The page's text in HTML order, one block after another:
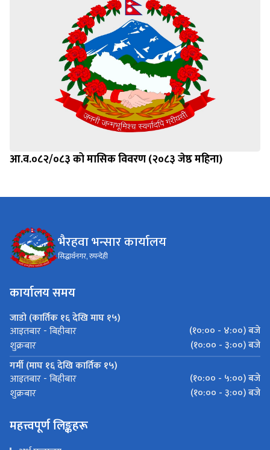
आ.व.०८२/०८३ को मासिक विवरण (२०८३ जेष्ठ महिना)
भैरहवा भन्सार कार्यालय
सिद्धार्थनगर, रुपन्देही
कार्यालय समय
जाडो (कार्तिक १६ देखि माघ १५)
आइतबार - बिहीबार
(१०:०० - ४:००) बजे
शुक्रबार
(१०:०० - ३:००) बजे
गर्मी (माघ १६ देखि कार्तिक १५)
आइतबार - बिहीबार
(१०:०० - ५:००) बजे
शुक्रबार
(१०:०० - ३:००) बजे
महत्त्वपूर्ण लिङ्कहरू